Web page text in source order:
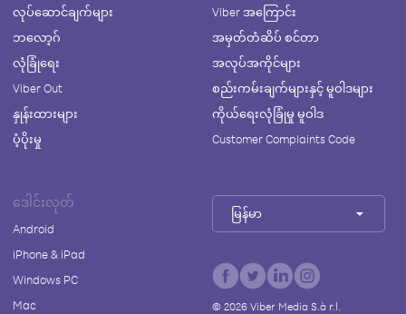
လုပ်ဆောင်ချက်များ
ဘလော့ဂ်
လုံခြုံရေး
Viber Out
နှုန်းထားများ
ပံ့ပိုးမှု
Viber အကြောင်း
အမှတ်တံဆိပ် စင်တာ
အလုပ်အကိုင်များ
စည်းကမ်းချက်များနှင့် မူဝါဒများ
ကိုယ်ရေးလုံခြုံမှု မူဝါဒ
Customer Complaints Code
ဒေါင်းလုတ်
Android
iPhone & iPad
Windows PC
Mac
မြန်မာ
© 2026Viber Media S.à r.l.